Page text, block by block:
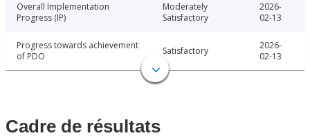
Overall Implementation
Progress (IP)
Moderately
Satisfactory
2026-
02-13
Progress towards achievement
of PDO
Satisfactory
2026-
02-13
Cadre de résultats